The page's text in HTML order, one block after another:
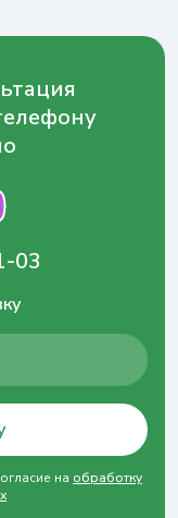
03
на обработку